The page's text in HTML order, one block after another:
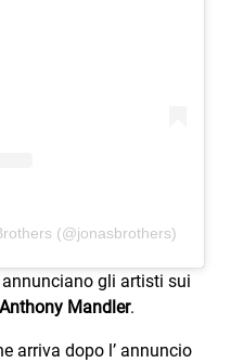
(@jonasbrothers)
annunciano gli artisti sui
Anthony Mandler.
arriva dopo l’ annuncio